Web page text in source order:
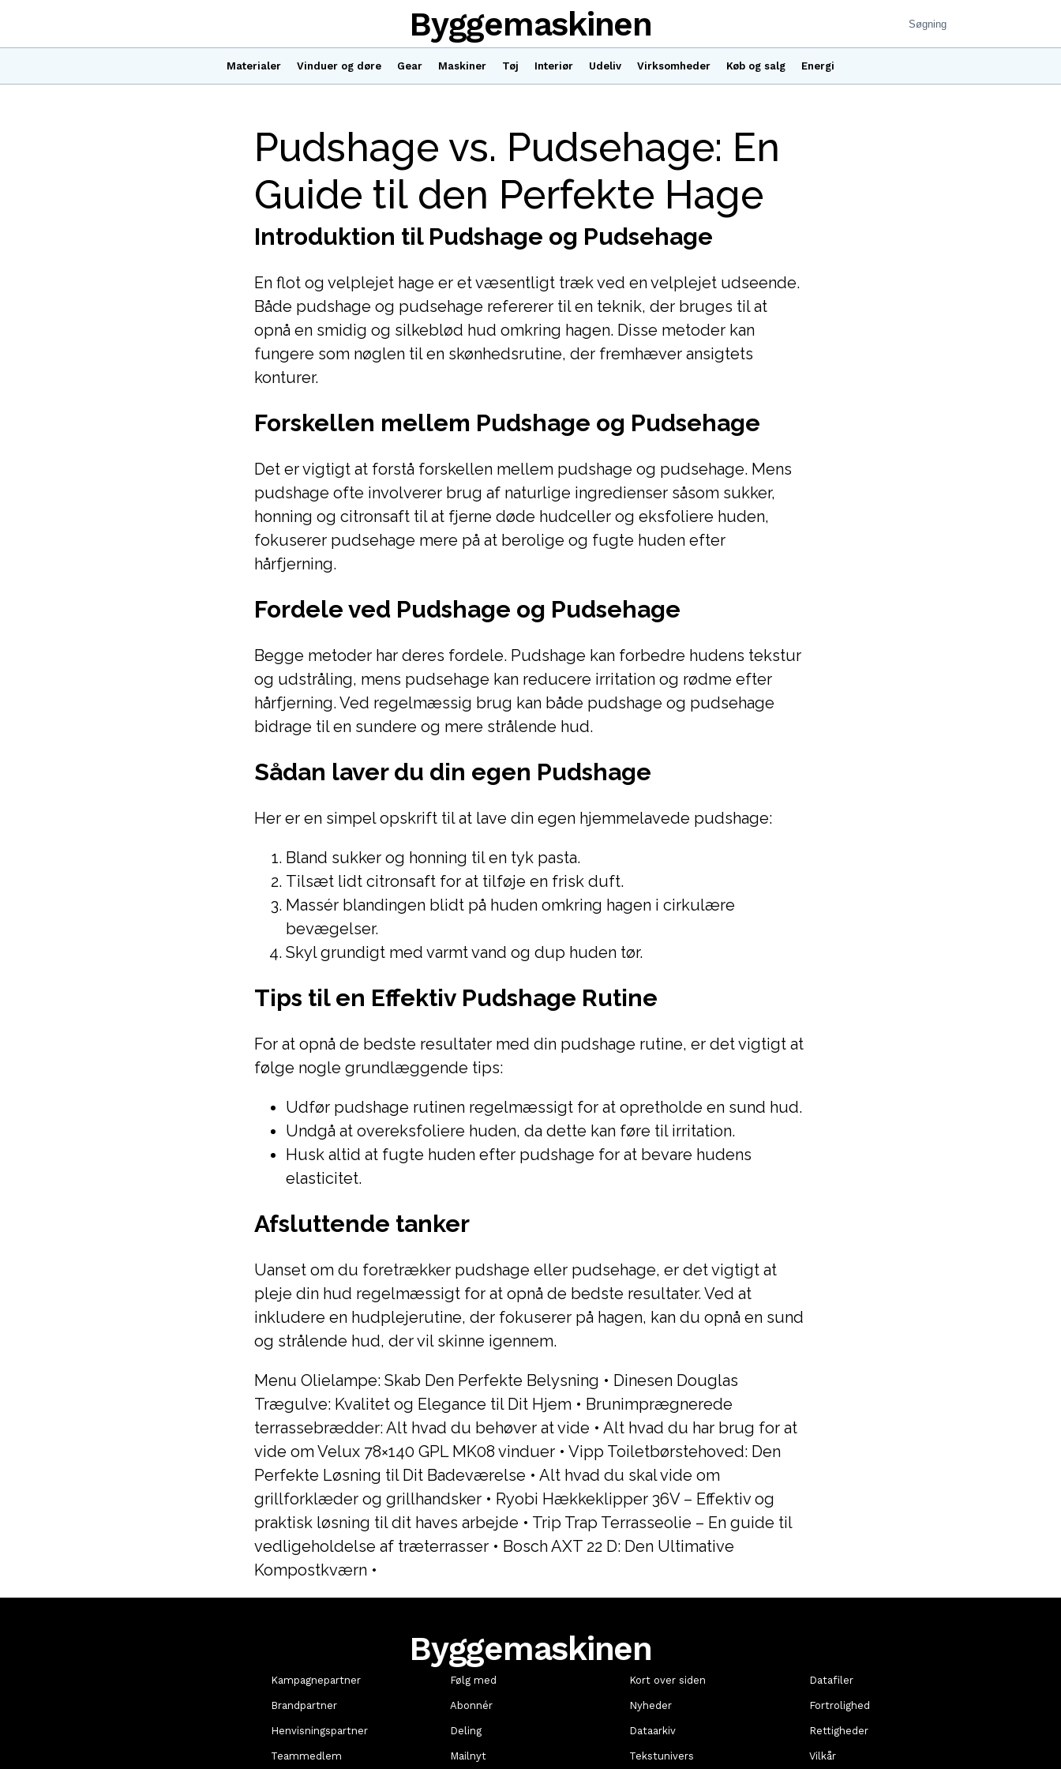
Materialer Vinduer og døre Gear Maskiner Tøj Interiør Udeliv Virksomheder Køb og salg Energi
Byggemaskinen
Pudshage vs. Pudsehage: En
Guide til den Perfekte Hage
Introduktion til Pudshage og Pudsehage
En flot og velplejet hage er et væsentligt træk ved en velplejet udseende.
Både pudshage og pudsehage refererer til en teknik, der bruges til at
opnå en smidig og silkeblød hud omkring hagen. Disse metoder kan
fungere som nøglen til en skønhedsrutine, der fremhæver ansigtets
konturer.
Forskellen mellem Pudshage og Pudsehage
Det er vigtigt at forstå forskellen mellem pudshage og pudsehage. Mens
pudshage ofte involverer brug af naturlige ingredienser såsom sukker,
honning og citronsaft til at fjerne døde hudceller og eksfoliere huden,
fokuserer pudsehage mere på at berolige og fugte huden efter
hårfjerning.
Fordele ved Pudshage og Pudsehage
Begge metoder har deres fordele. Pudshage kan forbedre hudens tekstur
og udstråling, mens pudsehage kan reducere irritation og rødme efter
hårfjerning. Ved regelmæssig brug kan både pudshage og pudsehage
bidrage til en sundere og mere strålende hud.
Sådan laver du din egen Pudshage
Her er en simpel opskrift til at lave din egen hjemmelavede pudshage:
Bland sukker og honning til en tyk pasta.
Tilsæt lidt citronsaft for at tilføje en frisk duft.
Massér blandingen blidt på huden omkring hagen i cirkulære
bevægelser.
Skyl grundigt med varmt vand og dup huden tør.
Tips til en Effektiv Pudshage Rutine
For at opnå de bedste resultater med din pudshage rutine, er det vigtigt at
følge nogle grundlæggende tips:
Udfør pudshage rutinen regelmæssigt for at opretholde en sund hud.
Undgå at overeksfoliere huden, da dette kan føre til irritation.
Husk altid at fugte huden efter pudshage for at bevare hudens
elasticitet.
Afsluttende tanker
Uanset om du foretrækker pudshage eller pudsehage, er det vigtigt at
pleje din hud regelmæssigt for at opnå de bedste resultater. Ved at
inkludere en hudplejerutine, der fokuserer på hagen, kan du opnå en sund
og strålende hud, der vil skinne igennem.
Menu Olielampe: Skab Den Perfekte Belysning • Dinesen Douglas
Trægulve: Kvalitet og Elegance til Dit Hjem • Brunimprægnerede
terrassebrædder: Alt hvad du behøver at vide • Alt hvad du har brug for at
vide om Velux 78×140 GPL MK08 vinduer • Vipp Toiletbørstehoved: Den
Perfekte Løsning til Dit Badeværelse • Alt hvad du skal vide om
grillforklæder og grillhandsker • Ryobi Hækkeklipper 36V – Effektiv og
praktisk løsning til dit haves arbejde • Trip Trap Terrasseolie – En guide til
vedligeholdelse af træterrasser • Bosch AXT 22 D: Den Ultimative
Kompostkværn •
Byggemaskinen
Kampagnepartner
Brandpartner
Henvisningspartner
Teammedlem
Følg med
Abonnér
Deling
Mailnyt
Kort over siden
Nyheder
Dataarkiv
Tekstunivers
Datafiler
Fortrolighed
Rettigheder
Vilkår